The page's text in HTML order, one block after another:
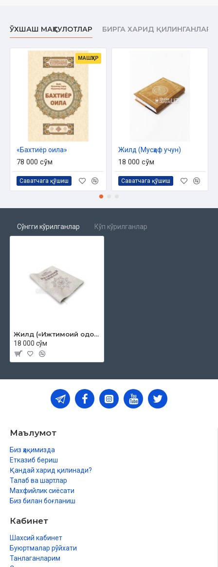
ЎХШАШ МАҲСУЛОТЛАР БИРГА ХАРИД ҚИЛИНГАНЛАР
МАШҲУР
«Бахтиёр оила»
78 000 сўм
Саватчага қўшиш
Жилд (Мусҳаф учун)
18 000 сўм
Саватчага қўшиш
Сўнгги кўрилганлар Кўп кўрилганлар
Жилд («Ижтимоий одоблар» китоби учун)
18 000 сўм
Маълумот
Биз ҳақимизда
Етказиб бериш
Қандай харид қилинади?
Талаб ва шартлар
Махфийлик сиёсати
Биз билан боғланиш
Кабинет
Шахсий кабинет
Буюртмалар рўйхати
Танлаганларим